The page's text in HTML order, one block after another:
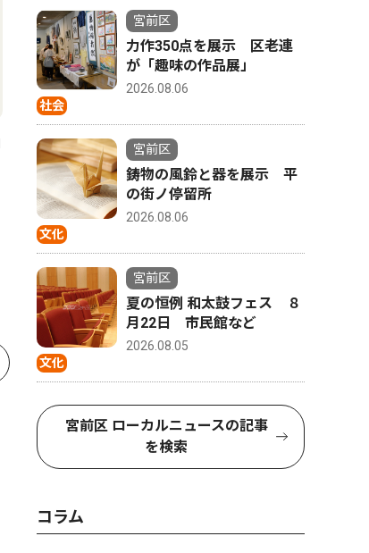
社会
宮前区
力作350点を展示 区老連
が「趣味の作品展」
2026.08.06
文化
宮前区
鋳物の風鈴と器を展示 平
の街ノ停留所
2026.08.06
文化
宮前区
夏の恒例 和太鼓フェス ８
月22日 市民館など
2026.08.05
宮前区 ローカルニュースの記事
を検索
コラム